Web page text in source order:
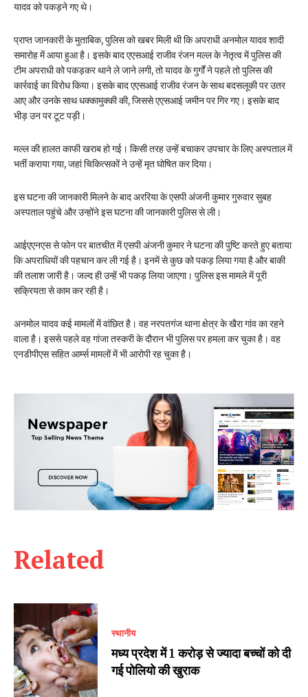
Related
स्थानीय
मध्य प्रदेश में 1 करोड़ से ज्यादा बच्चों को दी
गई पोलियो की खुराक
यादव को पकड़ने गए थे।
प्राप्त जानकारी के मुताबिक, पुलिस को खबर मिली थी कि अपराधी अनमोल यादव शादी
समारोह में आया हुआ है। इसके बाद एएसआई राजीव रंजन मल्ल के नेतृत्व में पुलिस की
टीम अपराधी को पकड़कर थाने ले जाने लगी, तो यादव के गुर्गों ने पहले तो पुलिस की
कार्रवाई का विरोध किया। इसके बाद एएसआई राजीव रंजन के साथ बदसलूकी पर उतर
आए और उनके साथ धक्कामुक्की की, जिससे एएसआई जमीन पर गिर गए। इसके बाद
भीड़ उन पर टूट पड़ी।
मल्ल की हालत काफी खराब हो गई। किसी तरह उन्हें बचाकर उपचार के लिए अस्पताल में
भर्ती कराया गया, जहां चिकित्सकों ने उन्हें मृत घोषित कर दिया।
इस घटना की जानकारी मिलने के बाद अररिया के एसपी अंजनी कुमार गुरुवार सुबह
अस्पताल पहुंचे और उन्होंने इस घटना की जानकारी पुलिस से ली।
आईएएनएस से फोन पर बातचीत में एसपी अंजनी कुमार ने घटना की पुष्टि करते हुए बताया
कि अपराधियों की पहचान कर ली गई है। इनमें से कुछ को पकड़ लिया गया है और बाकी
की तलाश जारी है। जल्द ही उन्हें भी पकड़ लिया जाएगा। पुलिस इस मामले में पूरी
सक्रियता से काम कर रही है।
अनमोल यादव कई मामलों में वांछित है। वह नरपतगंज थाना क्षेत्र के खैरा गांव का रहने
वाला है। इससे पहले वह गांजा तस्करी के दौरान भी पुलिस पर हमला कर चुका है। वह
एनडीपीएस सहित आर्म्स मामलों में भी आरोपी रह चुका है।